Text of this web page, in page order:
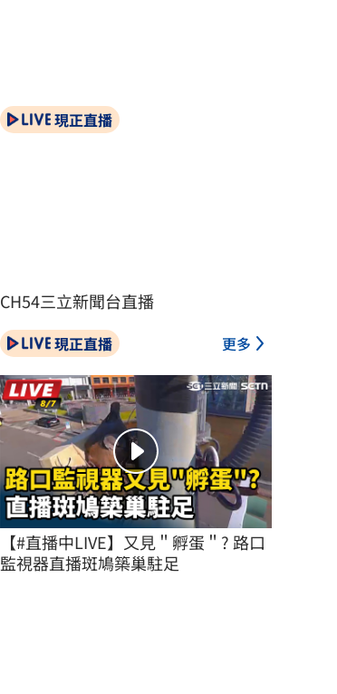
現正直播
CH54三立新聞台直播
現正直播 更多
【#直播中LIVE】又見＂孵蛋＂? 路口
監視器直播斑鳩築巢駐足